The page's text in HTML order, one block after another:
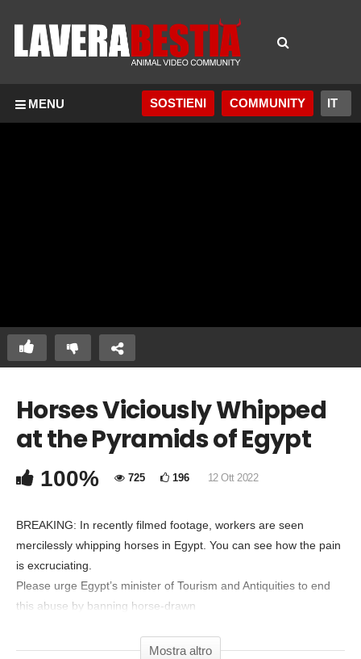
MENU SOSTIENI COMMUNITY
COMMENTA
Copia Codice Embed
Horses Viciously Whipped
at the Pyramids of Egypt
100% 725 196 12 Ott 2022
BREAKING: In recently filmed footage, workers are seen
mercilessly whipping horses in Egypt. You can see how the pain
is excruciating.
Please urge Egypt’s minister of Tourism and Antiquities to end
this abuse by banning horse-drawn
Mostra altro